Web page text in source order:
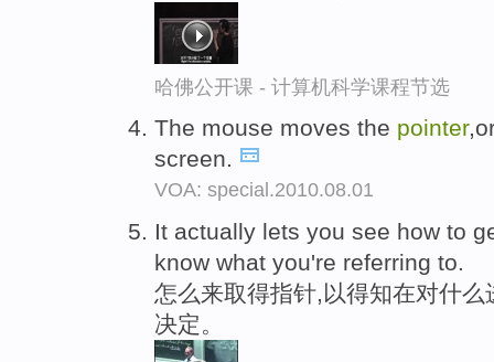
哈佛公开课 - 计算机科学课程节选
The mouse moves the pointer
screen.
VOA: special.2010.08.01
It actually lets you see how to
know what you're referring to.
怎么来取得指针,以得知在对什
决定。